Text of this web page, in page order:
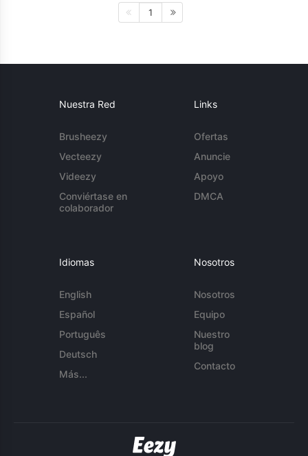
1
Nuestra Red
Brusheezy
Vecteezy
Videezy
Conviértase en
colaborador
Links
Ofertas
Anuncie
Apoyo
DMCA
Idiomas
English
Español
Português
Deutsch
Más...
Nosotros
Nosotros
Equipo
Nuestro
blog
Contacto